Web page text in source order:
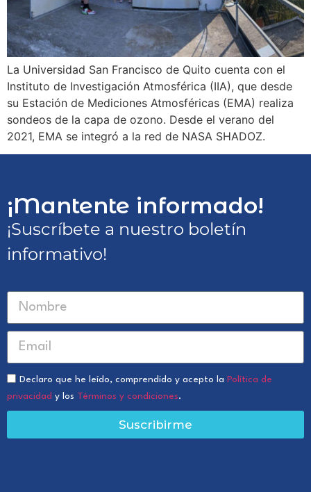
La Universidad San Francisco de Quito cuenta con el
Instituto de Investigación Atmosférica (IIA), que desde
su Estación de Mediciones Atmosféricas (EMA) realiza
sondeos de la capa de ozono. Desde el verano del
2021, EMA se integró a la red de NASA SHADOZ.
¡Mantente informado!
¡Suscríbete a nuestro boletín
informativo!
Declaro que he leído, comprendido y acepto la Política de
privacidad y los Términos y condiciones.
Suscribirme